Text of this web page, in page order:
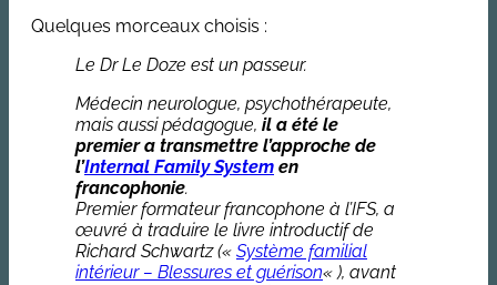
Quelques morceaux choisis :
Le Dr Le Doze est un passeur.
Médecin neurologue, psychothérapeute,
mais aussi pédagogue, il a été le
premier a transmettre l’approche de
l’Internal Family System en
francophonie.
Premier formateur francophone à l’IFS, a
œuvré à traduire le livre introductif de
Richard Schwartz (« Système familial
intérieur – Blessures et guérison« ), avant